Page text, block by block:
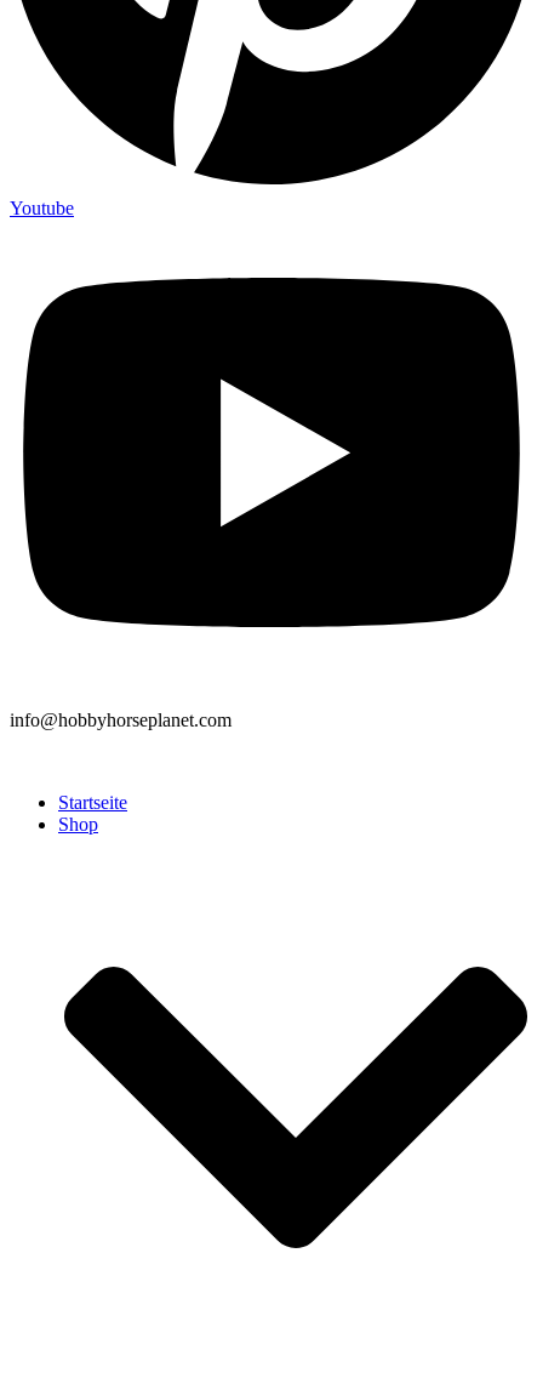
Youtube
info@hobbyhorseplanet.com
Startseite
Shop